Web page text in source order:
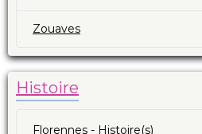
Zouaves
Histoire
Florennes - Histoire(s)